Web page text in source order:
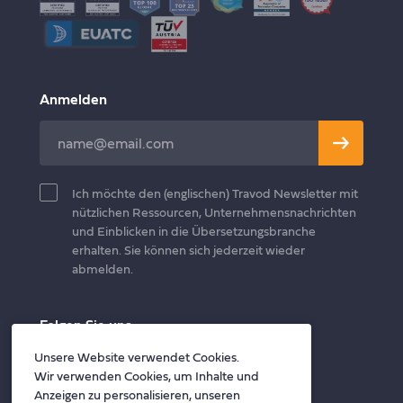
Anmelden
this
blankIch möchte den (englischen) Travod Newsletter mit
nützlichen Ressourcen, Unternehmensnachrichten
und Einblicken in die Übersetzungsbranche
erhalten. Sie können sich jederzeit wieder
abmelden.
Folgen Sie uns
TwitterFacebookLinkedIn
Unsere Website verwendet Cookies.
Wir verwenden Cookies, um Inhalte und
Anzeigen zu personalisieren, unseren